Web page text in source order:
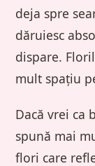
deja spre
dăruiesc
dispare.
mult spațiu
Dacă vrei ca
spună mai
flori care